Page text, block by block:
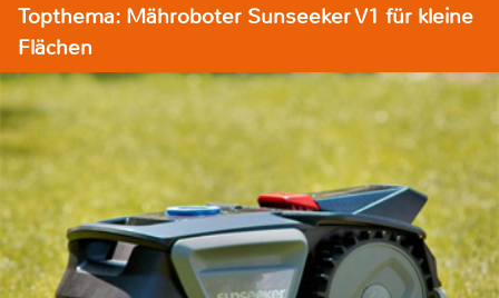
Topthema: Mähroboter Sunseeker V1 für kleine
Flächen